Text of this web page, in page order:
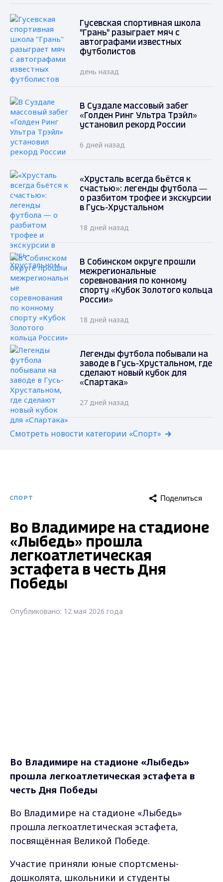
Гусевская спортивная школа
"Грань" разыграет мяч с
автографами известных
футболистов
день назад
В Суздале массовый забег
«Голден Ринг Ультра Трэйл»
установил рекорд России
6 дней назад
«Хрусталь всегда бьётся к
счастью»: легенды футбола —
о разбитом трофее и экскурсии
в Гусь-Хрустальном
18 дней назад
В Собинском округе прошли
межрегиональные
соревнования по конному
спорту «Кубок Золотого кольца
России»
18 дней назад
Легенды футбола побывали на
заводе в Гусь-Хрустальном, где
сделают новый кубок для
«Спартака»
27 дней назад
Смотреть новости категории «Спорт»
СПОРТ Поделиться
Во Владимире на стадионе
«Лыбедь» прошла
легкоатлетическая
эстафета в честь Дня
Победы
Опубликовано: 12 мая 2026 года
Во Владимире на стадионе «Лыбедь»
прошла легкоатлетическая эстафета в
честь Дня Победы
Во Владимире на стадионе «Лыбедь»
прошла легкоатлетическая эстафета,
посвящённая Великой Победе.
Участие приняли юные спортсмены-
дошколята, школьники и студенты